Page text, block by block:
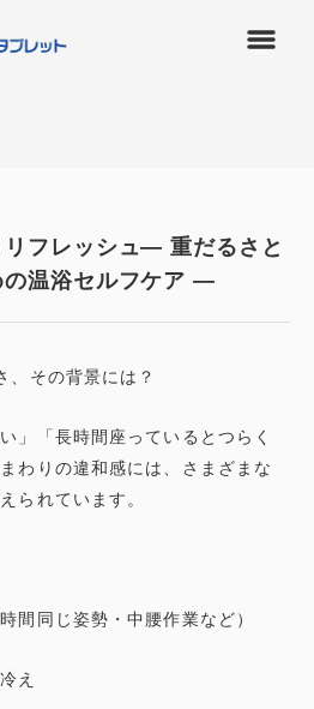
フレッシュ― 重だるさと
の温浴セルフケア ―
、その背景には？
」「長時間座っているとつらく
わりの違和感には、さまざまな
られています。
間同じ姿勢・中腰作業など）
え